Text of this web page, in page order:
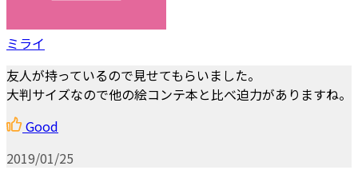
ミライ
友人が持っているので見せてもらいました。
大判サイズなので他の絵コンテ本と比べ迫力がありますね。
Good
2019/01/25